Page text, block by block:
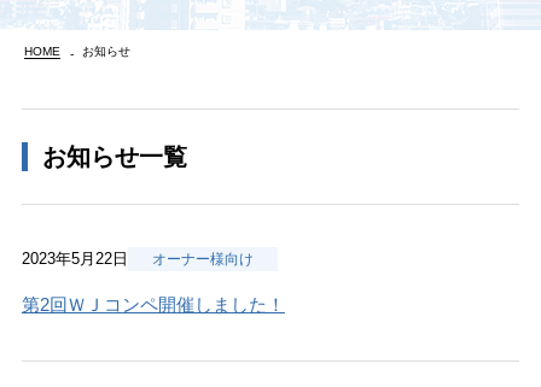
HOME お知らせ
お知らせ一覧
2023年5月22日 オーナー様向け
第2回ＷＪコンペ開催しました！